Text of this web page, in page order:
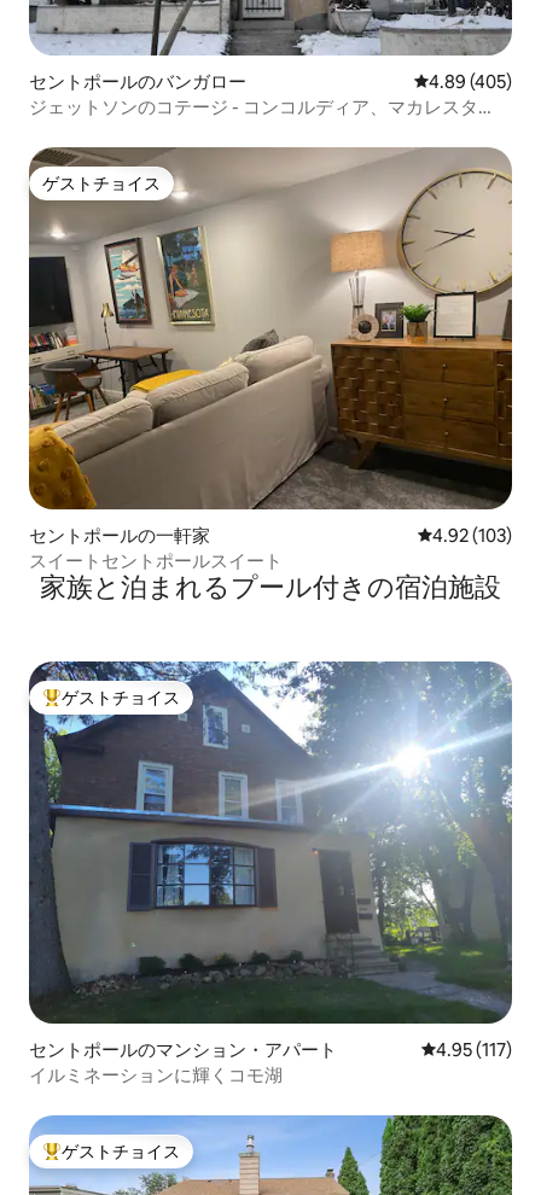
セントポールのバンガロー レビュー405
4.89 (405)
ジェットソンのコテージ - コンコルディア、マカレスタ
ゲストチョイス
ゲストチョイス
セントポールの一軒家 レビュー103
4.92 (103)
スイートセントポールスイート
家族と泊まれるプール付きの宿泊施設
大好評のゲストチョイスです。
ゲストチョイス
セントポールのマンション・アパート レビュー117
4.95 (117)
イルミネーションに輝くコモ湖
大好評のゲストチョイスです。
ゲストチョイス